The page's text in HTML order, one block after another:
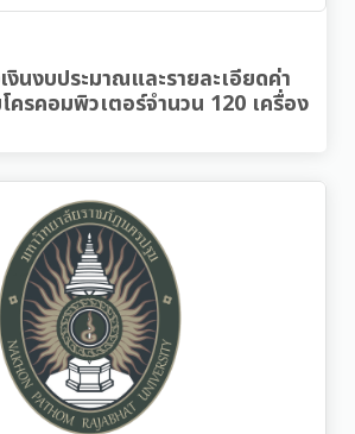
งินงบประมาณและรายละเอียดค่า
โครคอมพิวเตอร์จำนวน 120 เครื่อง